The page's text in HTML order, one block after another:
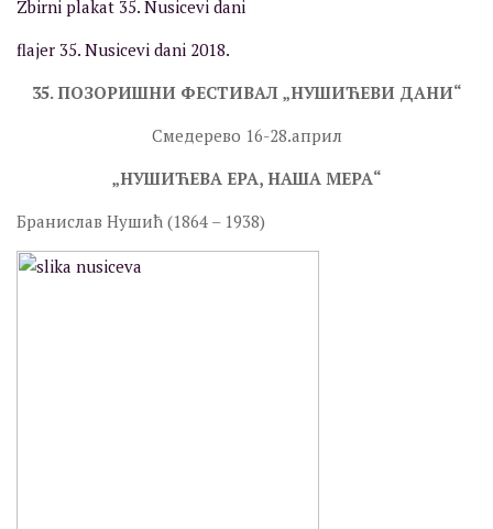
Позоришни програм
Дечији програм
Дечији програм
Музички програм
Музички програм
Zbirni plakat 35. Nusicevi dani
flajer 35. Nusicevi dani 2018.
35. ПОЗОРИШНИ ФЕСТИВАЛ „НУШИЋЕВИ ДАНИ“
Смедерево 16-28.април
„НУШИЋЕВА ЕРА, НАША МЕРА“
Бранислав Нушић (1864 – 1938)